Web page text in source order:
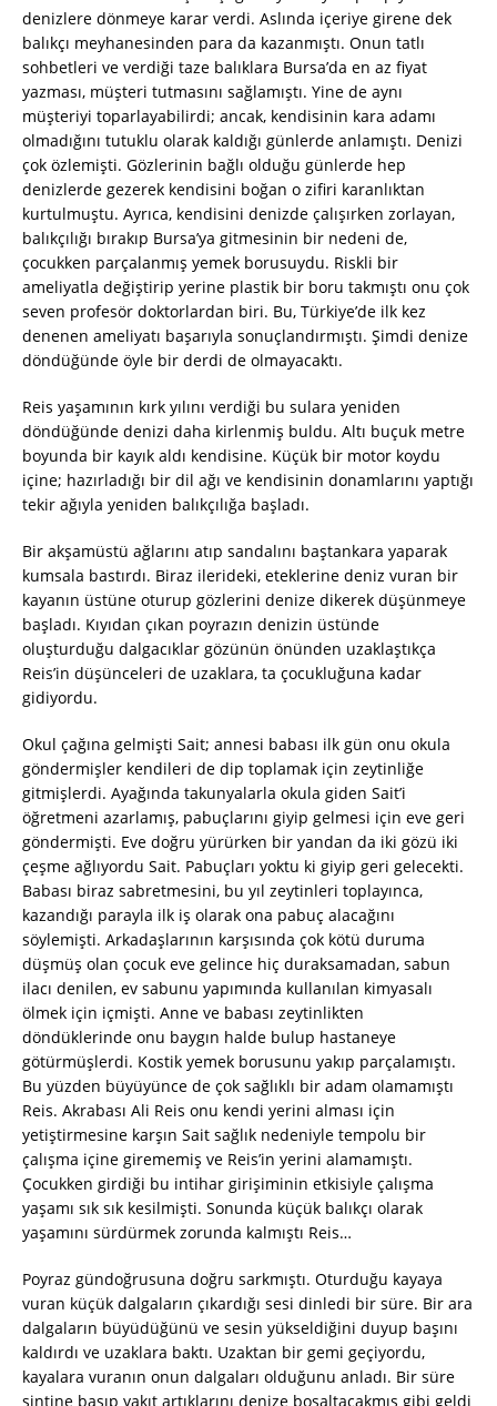
denizlere dönmeye karar verdi. Aslında içeriye girene dek
balıkçı meyhanesinden para da kazanmıştı. Onun tatlı
sohbetleri ve verdiği taze balıklara Bursa’da en az fiyat
yazması, müşteri tutmasını sağlamıştı. Yine de aynı
müşteriyi toparlayabilirdi; ancak, kendisinin kara adamı
olmadığını tutuklu olarak kaldığı günlerde anlamıştı. Denizi
çok özlemişti. Gözlerinin bağlı olduğu günlerde hep
denizlerde gezerek kendisini boğan o zifiri karanlıktan
kurtulmuştu. Ayrıca, kendisini denizde çalışırken zorlayan,
balıkçılığı bırakıp Bursa’ya gitmesinin bir nedeni de,
çocukken parçalanmış yemek borusuydu. Riskli bir
ameliyatla değiştirip yerine plastik bir boru takmıştı onu çok
seven profesör doktorlardan biri. Bu, Türkiye’de ilk kez
denenen ameliyatı başarıyla sonuçlandırmıştı. Şimdi denize
döndüğünde öyle bir derdi de olmayacaktı.
Reis yaşamının kırk yılını verdiği bu sulara yeniden
döndüğünde denizi daha kirlenmiş buldu. Altı buçuk metre
boyunda bir kayık aldı kendisine. Küçük bir motor koydu
içine; hazırladığı bir dil ağı ve kendisinin donamlarını yaptığı
tekir ağıyla yeniden balıkçılığa başladı.
Bir akşamüstü ağlarını atıp sandalını baştankara yaparak
kumsala bastırdı. Biraz ilerideki, eteklerine deniz vuran bir
kayanın üstüne oturup gözlerini denize dikerek düşünmeye
başladı. Kıyıdan çıkan poyrazın denizin üstünde
oluşturduğu dalgacıklar gözünün önünden uzaklaştıkça
Reis’in düşünceleri de uzaklara, ta çocukluğuna kadar
gidiyordu.
Okul çağına gelmişti Sait; annesi babası ilk gün onu okula
göndermişler kendileri de dip toplamak için zeytinliğe
gitmişlerdi. Ayağında takunyalarla okula giden Sait’i
öğretmeni azarlamış, pabuçlarını giyip gelmesi için eve geri
göndermişti. Eve doğru yürürken bir yandan da iki gözü iki
çeşme ağlıyordu Sait. Pabuçları yoktu ki giyip geri gelecekti.
Babası biraz sabretmesini, bu yıl zeytinleri toplayınca,
kazandığı parayla ilk iş olarak ona pabuç alacağını
söylemişti. Arkadaşlarının karşısında çok kötü duruma
düşmüş olan çocuk eve gelince hiç duraksamadan, sabun
ilacı denilen, ev sabunu yapımında kullanılan kimyasalı
ölmek için içmişti. Anne ve babası zeytinlikten
döndüklerinde onu baygın halde bulup hastaneye
götürmüşlerdi. Kostik yemek borusunu yakıp parçalamıştı.
Bu yüzden büyüyünce de çok sağlıklı bir adam olamamıştı
Reis. Akrabası Ali Reis onu kendi yerini alması için
yetiştirmesine karşın Sait sağlık nedeniyle tempolu bir
çalışma içine girememiş ve Reis’in yerini alamamıştı.
Çocukken girdiği bu intihar girişiminin etkisiyle çalışma
yaşamı sık sık kesilmişti. Sonunda küçük balıkçı olarak
yaşamını sürdürmek zorunda kalmıştı Reis…
Poyraz gündoğrusuna doğru sarkmıştı. Oturduğu kayaya
vuran küçük dalgaların çıkardığı sesi dinledi bir süre. Bir ara
dalgaların büyüdüğünü ve sesin yükseldiğini duyup başını
kaldırdı ve uzaklara baktı. Uzaktan bir gemi geçiyordu,
kayalara vuranın onun dalgaları olduğunu anladı. Bir süre
sintine basıp yakıt artıklarını denize boşaltacakmış gibi geldi